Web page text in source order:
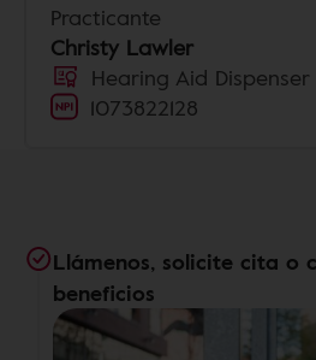
Practicante
Christy Lawler
Hearing Aid Dispenser
1073822128
Llámenos, solicite cita o
beneficios